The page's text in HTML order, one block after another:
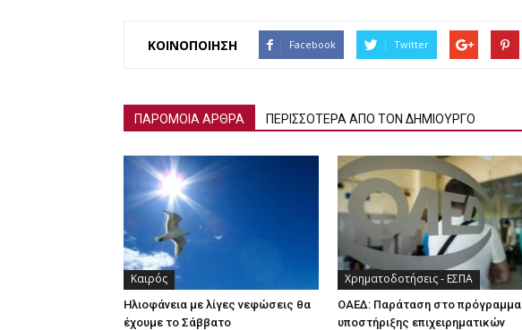
ΚΟΙΝΟΠΟΙΗΣΗ Facebook Twitter
ΠΑΡΟΜΟΙΑ ΑΡΘΡΑ ΠΕΡΙΣΣΟΤΕΡΑ ΑΠΟ ΤΟΝ ΔΗΜΙΟΥΡΓΟ
Καιρός
Ηλιοφάνεια με λίγες νεφώσεις θα
έχουμε το Σάββατο
Χρηματοδοτήσεις - ΕΣΠΑ
ΟΑΕΔ: Παράταση στο πρόγραμμα
υποστήριξης επιχειρηματικών